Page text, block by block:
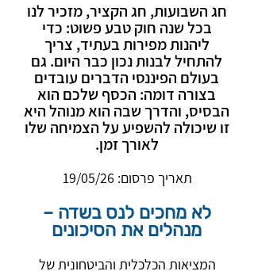
חג השבועות, חג הקציר, מזכיר לנו
בכל שנה חוק טבע פשוט: כדי
ליהנות מפירות בעתיד, צריך
להתחיל לבנות נכון כבר היום. גם
בעולם הפיננסי הדברים עובדים
בצורה דומה: הכסף שלכם הוא
הבסיס, והדרך שבה הוא מנוהל היא
זו שיכולה להשפיע על הצמיחה שלו
לאורך זמן.
תאריך פרסום: 19/05/26
לא מחכים לנס בשדה –
מנהלים את הסיכונים
המציאות הכלכלית והביטחונית של